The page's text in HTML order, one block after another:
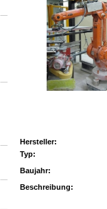
Hersteller:
Typ:
Baujahr:
Beschreibung: